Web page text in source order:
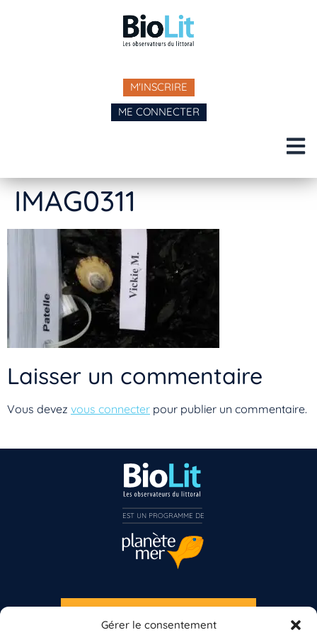
Gérer le consentement
M'INSCRIRE
ME CONNECTER
IMAG0311
Laisser un commentaire
Vous devez vous connecter pour publier un commentaire.
S'INSCRIRE À LA NEWSLETTER
Vous n’êtes pas encore inscrit à Biolit ?
Inscrivez-vous dès maintenant